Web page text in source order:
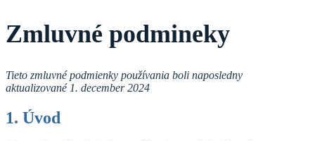
Zmluvné podmineky
Tieto zmluvné podmienky používania boli naposledny
aktualizované 1. december 2024
1. Úvod